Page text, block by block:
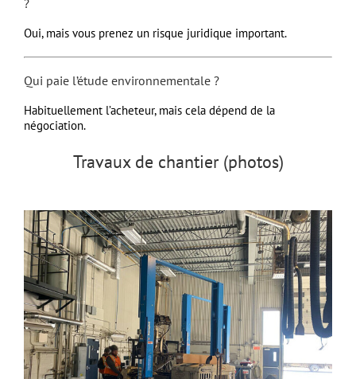
?
Oui, mais vous prenez un risque juridique important.
Qui paie l’étude environnementale ?
Habituellement l’acheteur, mais cela dépend de la
négociation.
Travaux de chantier (photos)